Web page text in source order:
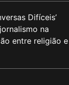
Difíceis’
na
entre religião e